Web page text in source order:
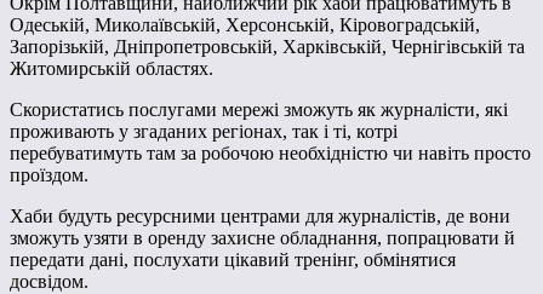
Одеській, Миколаївській, Херсонській, Кіровоградській,
Запорізькій, Дніпропетровській, Харківській, Чернігівській та
Житомирській областях.
Скористатись послугами мережі зможуть як журналісти, які
проживають у згаданих регіонах, так і ті, котрі
перебуватимуть там за робочою необхідністю чи навіть просто
проїздом.
Хаби будуть ресурсними центрами для журналістів, де вони
зможуть узяти в оренду захисне обладнання, попрацювати й
передати дані, послухати цікавий тренінг, обмінятися
досвідом.